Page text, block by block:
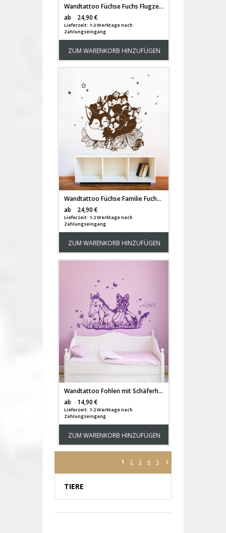
Wandtattoo Füchse Fuchs Flugzeug Mäuse Pilot M1708
ab
24,90 €
Lieferzeit: 1-2 Werktage nach
Zahlungseingang
ZUM WARENKORB HINZUFÜGEN
Wandtattoo Füchse Familie Fuchs fox Kinder Fuchs Mama "Lotti" und ihre Kinder M1704
ab
24,90 €
Lieferzeit: 1-2 Werktage nach
Zahlungseingang
ZUM WARENKORB HINZUFÜGEN
Wandtattoo Fohlen mit Schäferhund Schmetterlinge Wunschname M1630
ab
14,90 €
Lieferzeit: 1-2 Werktage nach
Zahlungseingang
ZUM WARENKORB HINZUFÜGEN
1 2 3 4 5
TIERE